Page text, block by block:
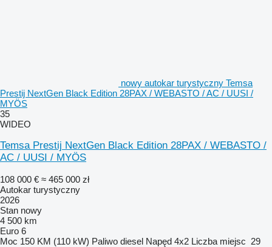
nowy autokar turystyczny Temsa
Prestij NextGen Black Edition 28PAX / WEBASTO / AC / UUSI /
MYÖS
35
WIDEO
Temsa Prestij NextGen Black Edition 28PAX / WEBASTO /
AC / UUSI / MYÖS
108 000 € ≈ 465 000 zł
Autokar turystyczny
2026
Stan nowy
4 500 km
Euro 6
Moc 150 KM (110 kW) Paliwo diesel Napęd 4x2 Liczba miejsc 29